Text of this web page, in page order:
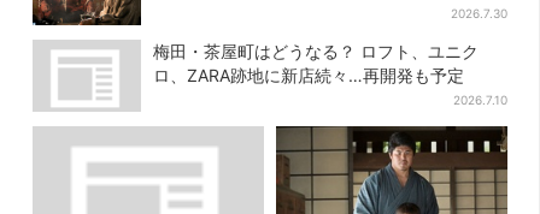
2026.7.30
梅田・茶屋町はどうなる？ ロフト、ユニク
ロ、ZARA跡地に新店続々…再開発も予定
2026.7.10